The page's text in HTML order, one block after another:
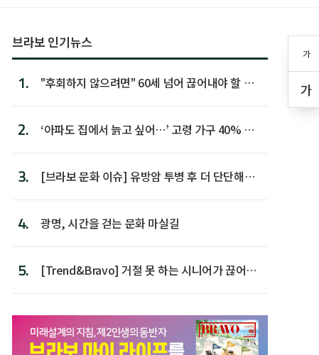
가
가
브라보 인기뉴스
1.
"후회하지 않으려면" 60세 넘어 끊어내야 할 사
2.
‘아파도 집에서 늙고 싶어…’ 고령 가구 40% 노
3.
[브라보 문화 이슈] 유방암 투병 후 더 단단해진
4. 광명, 시간을 걷는 문화 마실길
5.
[Trend&Bravo] 거절 못 하는 시니어가 끊어야